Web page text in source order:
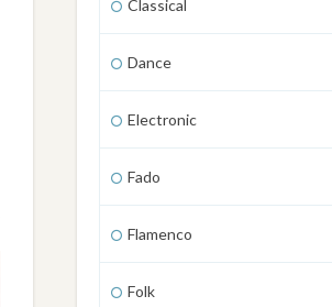
Classical
Dance
Electronic
Fado
Flamenco
Folk